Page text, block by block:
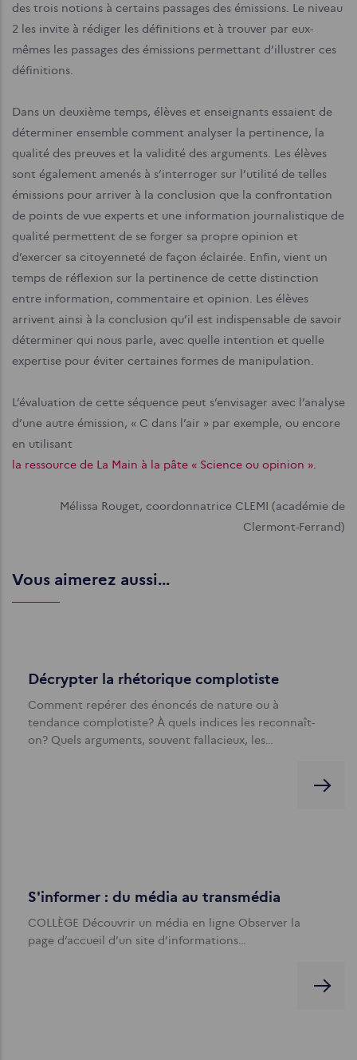
des trois notions à certains passages des émissions. Le niveau
2 les invite à rédiger les définitions et à trouver par eux-
mêmes les passages des émissions permettant d’illustrer ces
définitions.
Dans un deuxième temps, élèves et enseignants essaient de
déterminer ensemble comment analyser la pertinence, la
qualité des preuves et la validité des arguments. Les élèves
sont également amenés à s’interroger sur l’utilité de telles
émissions pour arriver à la conclusion que la confrontation
de points de vue experts et une information journalistique de
qualité permettent de se forger sa propre opinion et
d’exercer sa citoyenneté de façon éclairée. Enfin, vient un
temps de réflexion sur la pertinence de cette distinction
entre information, commentaire et opinion. Les élèves
arrivent ainsi à la conclusion qu’il est indispensable de savoir
déterminer qui nous parle, avec quelle intention et quelle
expertise pour éviter certaines formes de manipulation.
L’évaluation de cette séquence peut s’envisager avec l’analyse
d’une autre émission, « C dans l’air » par exemple, ou encore
en utilisant
la ressource de La Main à la pâte « Science ou opinion ».
Mélissa Rouget, coordonnatrice CLEMI (académie de
Clermont-Ferrand)
Vous aimerez aussi...
Décrypter la rhétorique complotiste
Comment repérer des énoncés de nature ou à
tendance complotiste? À quels indices les reconnaît-
on? Quels arguments, souvent fallacieux, les…
S'informer : du média au transmédia
COLLÈGE Découvrir un média en ligne Observer la
page d’accueil d’un site d’informations…